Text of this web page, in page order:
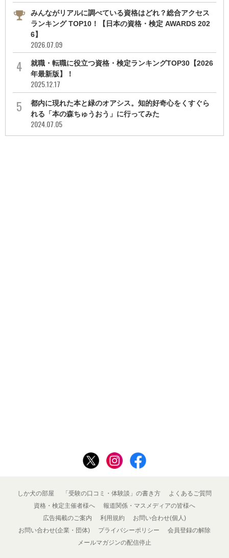
みんながリアルに調べている資格はどれ？総合アクセス
ランキング TOP10！【日本の資格・検定 AWARDS 202
6】
2026.07.09
就職・転職に役立つ資格・検定ランキングTOP30【2026
年最新版】！
2025.12.17
都内に現れた本と緑のオアシス。知的好奇心をくすぐら
れる「本の森ちゅうおう」に行ってみた
2024.07.05
しか犬の部屋 「受験の口コミ・体験談」の書き方
よくあるご質問
資格・検定主催者様へ
報道関係・マスメディアの皆様へ
広告掲載のご案内
利用規約
お問い合わせ(個人)
お問い合わせ(企業・団体)
プライバシーポリシー
会員登録の解除
メールマガジンの配信停止